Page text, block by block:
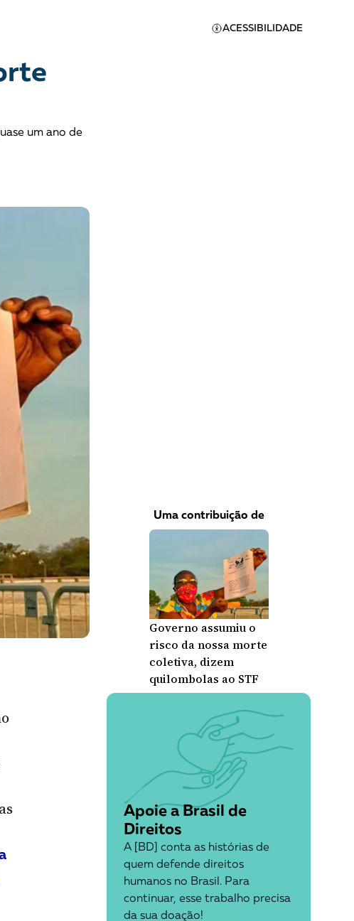
ACESSIBILIDADE
entender
um ano de
Uma contribuição de
Governo assumiu o
risco da nossa morte
coletiva, dizem
quilombolas ao STF
Apoie a Brasil de
Direitos
A [BD] conta as histórias de
quem defende direitos
humanos no Brasil. Para
continuar, esse trabalho precisa
da sua doação!